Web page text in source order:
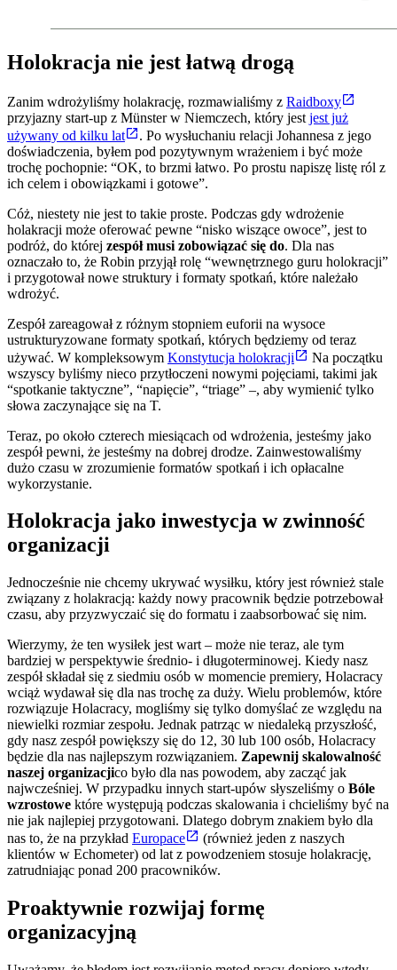
Holokracja nie jest łatwą drogą
Zanim wdrożyliśmy holakrację, rozmawialiśmy z Raidboxy
przyjazny start-up z Münster w Niemczech, który jest jest już
używany od kilku lat
. Po wysłuchaniu relacji Johannesa z jego
doświadczenia, byłem pod pozytywnym wrażeniem i być może
trochę pochopnie: “OK, to brzmi łatwo. Po prostu napiszę listę ról z
ich celem i obowiązkami i gotowe”.
Cóż, niestety nie jest to takie proste. Podczas gdy wdrożenie
holakracji może oferować pewne “nisko wiszące owoce”, jest to
podróż, do której zespół musi zobowiązać się do. Dla nas
oznaczało to, że Robin przyjął rolę “wewnętrznego guru holokracji”
i przygotował nowe struktury i formaty spotkań, które należało
wdrożyć.
Zespół zareagował z różnym stopniem euforii na wysoce
ustrukturyzowane formaty spotkań, których będziemy od teraz
używać. W kompleksowym Konstytucja holokracji
Na początku
wszyscy byliśmy nieco przytłoczeni nowymi pojęciami, takimi jak
“spotkanie taktyczne”, “napięcie”, “triage” –, aby wymienić tylko
słowa zaczynające się na T.
Teraz, po około czterech miesiącach od wdrożenia, jesteśmy jako
zespół pewni, że jesteśmy na dobrej drodze. Zainwestowaliśmy
dużo czasu w zrozumienie formatów spotkań i ich opłacalne
wykorzystanie.
Holokracja jako inwestycja w zwinność
organizacji
Jednocześnie nie chcemy ukrywać wysiłku, który jest również stale
związany z holakracją: każdy nowy pracownik będzie potrzebował
czasu, aby przyzwyczaić się do formatu i zaabsorbować się nim.
Wierzymy, że ten wysiłek jest wart – może nie teraz, ale tym
bardziej w perspektywie średnio- i długoterminowej. Kiedy nasz
zespół składał się z siedmiu osób w momencie premiery, Holacracy
wciąż wydawał się dla nas trochę za duży. Wielu problemów, które
rozwiązuje Holacracy, mogliśmy się tylko domyślać ze względu na
niewielki rozmiar zespołu. Jednak patrząc w niedaleką przyszłość,
gdy nasz zespół powiększy się do 12, 30 lub 100 osób, Holacracy
będzie dla nas najlepszym rozwiązaniem. Zapewnij skalowalność
naszej organizacjico było dla nas powodem, aby zacząć jak
najwcześniej. W przypadku innych start-upów słyszeliśmy o Bóle
wzrostowe które występują podczas skalowania i chcieliśmy być na
nie jak najlepiej przygotowani. Dlatego dobrym znakiem było dla
nas to, że na przykład Europace
(również jeden z naszych
klientów w Echometer) od lat z powodzeniem stosuje holakrację,
zatrudniając ponad 200 pracowników.
Proaktywnie rozwijaj formę
organizacyjną